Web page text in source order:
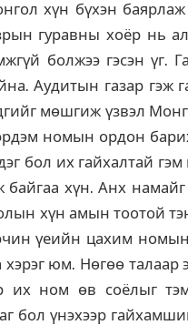
хүн бүхэн
гуравны хоёр нь
болжээ гэсэн үг.
Аудитын газар гэж
мөшгиж үзвэл
номын ордон
бол их гайхалтай
хүн. Анх
хүн амын тоотой
үеийн цахим
юм. Нөгөө
их ном өв соёлыг
бол үнэхээр